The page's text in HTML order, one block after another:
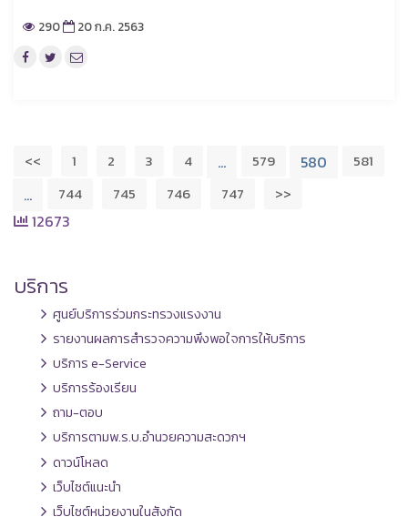
290 20 ก.ค. 2563
<< 1 2 3 4 … 579 580 581
… 744 745 746 747 >>
12673
บริการ
ศูนย์บริการร่วมกระทรวงแรงงาน
รายงานผลการสำรวจความพึงพอใจการให้บริการ
บริการ e-Service
บริการร้องเรียน
ถาม-ตอบ
บริการตามพ.ร.บ.อำนวยความสะดวกฯ
ดาวน์โหลด
เว็บไซต์แนะนำ
เว็บไซต์หน่วยงานในสังกัด